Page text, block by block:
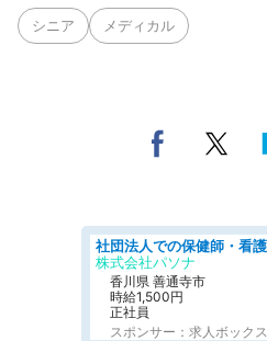
シニア メディカル
株式会社パソナ
香川県 善通寺市
時給1,500円
正社員
スポンサー：求人ボックス